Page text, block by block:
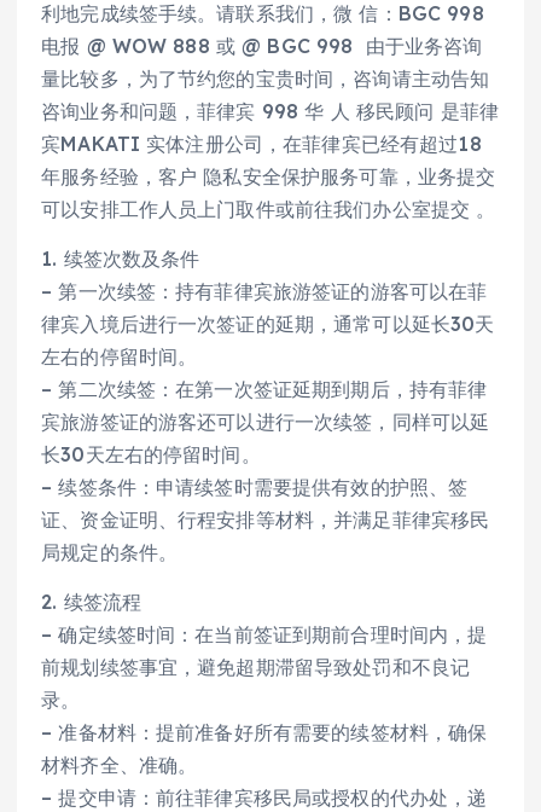
利地完成续签手续。请联系我们，微 信：BGC 998
电报 @ WOW 888 或 @ BGC 998 由于业务咨询
量比较多，为了节约您的宝贵时间，咨询请主动告知
咨询业务和问题，菲律宾 998 华 人 移民顾问 是菲律
宾MAKATI 实体注册公司，在菲律宾已经有超过18
年服务经验，客户 隐私安全保护服务可靠，业务提交
可以安排工作人员上门取件或前往我们办公室提交 。
1. 续签次数及条件
– 第一次续签：持有菲律宾旅游签证的游客可以在菲
律宾入境后进行一次签证的延期，通常可以延长30天
左右的停留时间。
– 第二次续签：在第一次签证延期到期后，持有菲律
宾旅游签证的游客还可以进行一次续签，同样可以延
长30天左右的停留时间。
– 续签条件：申请续签时需要提供有效的护照、签
证、资金证明、行程安排等材料，并满足菲律宾移民
局规定的条件。
2. 续签流程
– 确定续签时间：在当前签证到期前合理时间内，提
前规划续签事宜，避免超期滞留导致处罚和不良记
录。
– 准备材料：提前准备好所有需要的续签材料，确保
材料齐全、准确。
– 提交申请：前往菲律宾移民局或授权的代办处，递